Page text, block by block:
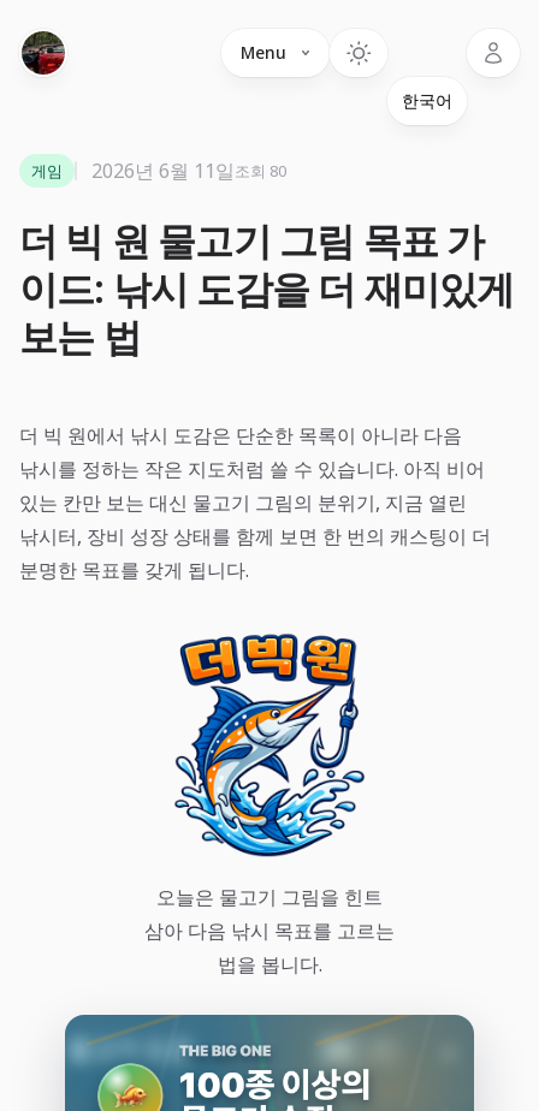
Menu
더 빅 원 물고기 그림 목표 가
이드: 낚시 도감을 더 재미있게
보는 법
게임 2026년 6월 11일조회 80
더 빅 원에서 낚시 도감은 단순한 목록이 아니라 다음
낚시를 정하는 작은 지도처럼 쓸 수 있습니다. 아직 비어
있는 칸만 보는 대신 물고기 그림의 분위기, 지금 열린
낚시터, 장비 성장 상태를 함께 보면 한 번의 캐스팅이 더
분명한 목표를 갖게 됩니다.
오늘은 물고기 그림을 힌트
삼아 다음 낚시 목표를 고르는
법을 봅니다.